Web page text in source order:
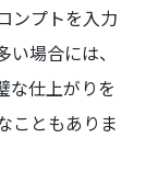
ンプトを入力
場合には、
な仕上がりを
こともありま